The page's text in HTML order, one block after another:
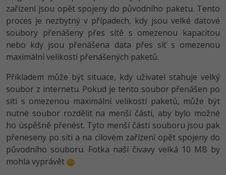
zařízení jsou opět spojeny do původního paketu. Tento
proces je nezbytný v případech, kdy jsou velké datové
soubory přenášeny přes sítě s omezenou kapacitou
nebo kdy jsou přenášena data přes síť s omezenou
maximální velikostí přenášených paketů.
Příkladem může být situace, kdy uživatel stahuje velký
soubor z internetu. Pokud je tento soubor přenášen po
síti s omezenou maximální velikostí paketů, může být
nutné soubor rozdělit na menší části, aby bylo možné
ho úspěšně přenést. Tyto menší části souboru jsou pak
přeneseny po síti a na cílovém zařízení opět spojeny do
původního souboru. Fotka naší čivavy velká 10 MB by
mohla vyprávět